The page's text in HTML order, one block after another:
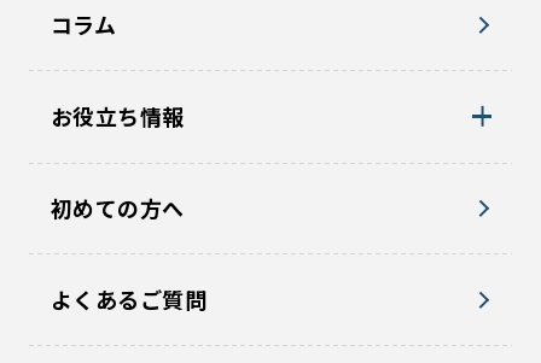
コラム
お役立ち情報
初めての方へ
よくあるご質問